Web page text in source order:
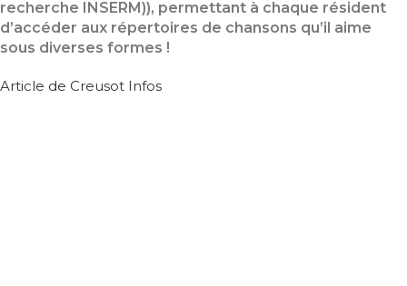
recherche INSERM)), permettant à chaque résident
d’accéder aux répertoires de chansons qu’il aime
sous diverses formes !
Article de Creusot Infos